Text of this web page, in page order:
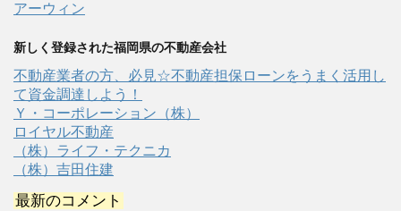
アーウィン
新しく登録された福岡県の不動産会社
不動産業者の方、必見☆不動産担保ローンをうまく活用し
て資金調達しよう！
Ｙ・コーポレーション（株）
ロイヤル不動産
（株）ライフ・テクニカ
（株）吉田住建
最新のコメント